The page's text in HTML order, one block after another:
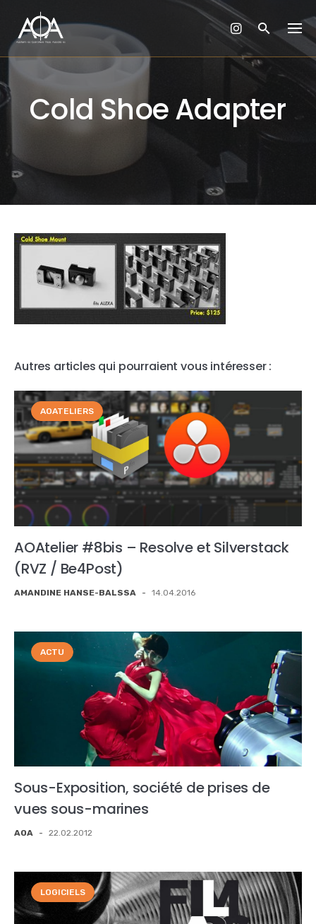
content
Cold Shoe Adapter
Autres articles qui pourraient vous intéresser :
AOATELIERS
AOAtelier #8bis – Resolve et Silverstack
(RVZ / Be4Post)
AMANDINE HANSE-BALSSA - 14.04.2016
ACTU
Sous-Exposition, société de prises de
vues sous-marines
AOA - 22.02.2012
LOGICIELS